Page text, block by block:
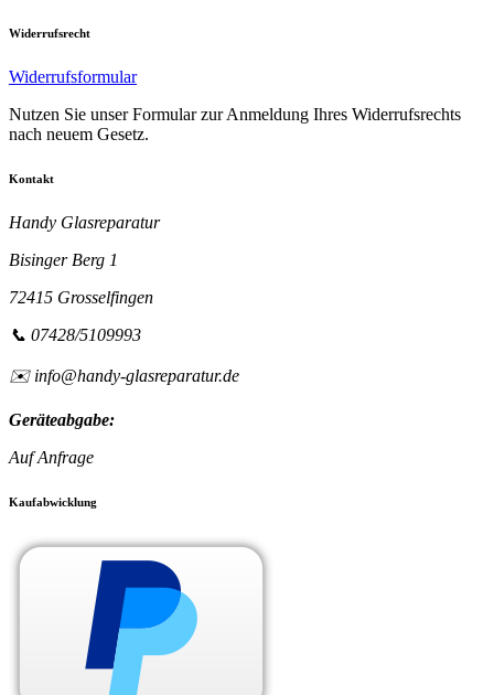
Widerrufsrecht
Widerrufsformular
Nutzen Sie unser Formular zur Anmeldung Ihres Widerrufsrechts
nach neuem Gesetz.
Kontakt
Handy Glasreparatur
Bisinger Berg 1
72415 Grosselfingen
📞 07428/5109993
✉️ info@handy-glasreparatur.de
Geräteabgabe:
Auf Anfrage
Kaufabwicklung